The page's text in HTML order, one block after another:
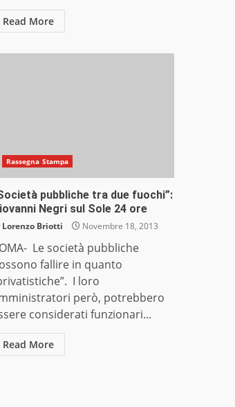
Read More
Rassegna Stampa
pubbliche tra due fuochi”:
Negri sul Sole 24 ore
Lorenzo Briotti Novembre 18, 2013
Le società pubbliche
fallire in quanto
I loro
però, potrebbero
considerati funzionari...
Read More